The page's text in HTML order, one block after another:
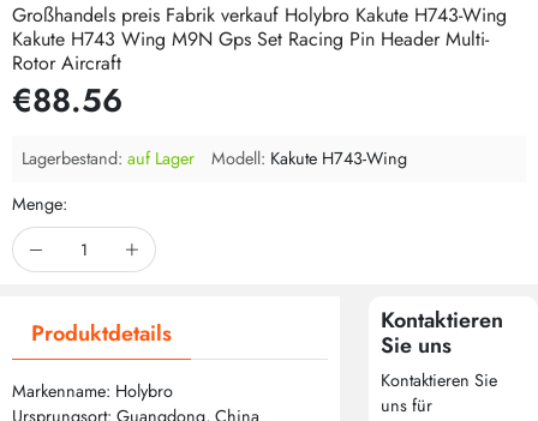
Großhandels preis Fabrik verkauf Holybro Kakute H743-Wing
Kakute H743 Wing M9N Gps Set Racing Pin Header Multi-
Rotor Aircraft
€88.56
Lagerbestand: auf Lager Modell: Kakute H743-Wing
Menge:
Produktdetails
Markenname: Holybro
Ursprungsort: Guangdong, China
Kontaktieren
Sie uns
Kontaktieren Sie
uns für